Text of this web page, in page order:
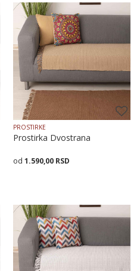
Veličina
70X120 70X160 70X200
Dodaj u korpu
PROSTIRKE
Prostirka Dvostrana
1.590,00 RSD
Veličina
70X120 70X160 70X200
Dodaj u korpu